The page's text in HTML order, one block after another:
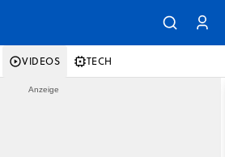
VIDEOS TECH